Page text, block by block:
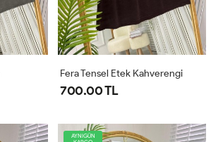
Fera Tensel Etek Kahverengi
700.00 TL
AYNIGÜN